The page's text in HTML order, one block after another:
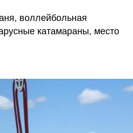
воллейбольная
катамараны, место